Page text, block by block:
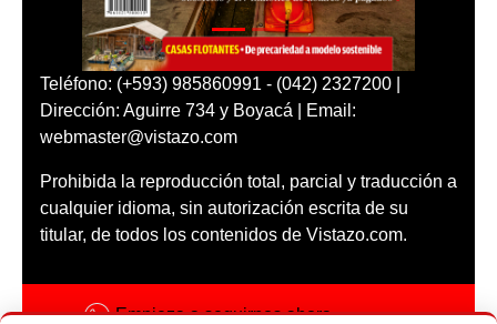
Teléfono: (+593) 985860991 - (042) 2327200 |
Dirección: Aguirre 734 y Boyacá | Email:
webmaster@vistazo.com
Prohibida la reproducción total, parcial y traducción a
cualquier idioma, sin autorización escrita de su
titular, de todos los contenidos de Vistazo.com.
Empieza a seguirnos ahora